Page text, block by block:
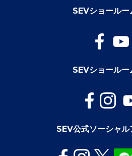
SEVショールー
SEVショールー
SEV公式ソーシャル